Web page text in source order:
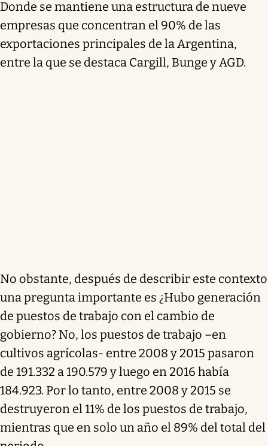
Donde se mantiene una estructura de nueve
empresas que concentran el 90% de las
exportaciones principales de la Argentina,
entre la que se destaca Cargill, Bunge y AGD.
No obstante, después de describir este contexto
una pregunta importante es ¿Hubo generación
de puestos de trabajo con el cambio de
gobierno? No, los puestos de trabajo –en
cultivos agrícolas- entre 2008 y 2015 pasaron
de 191.332 a 190.579 y luego en 2016 había
184.923. Por lo tanto, entre 2008 y 2015 se
destruyeron el 11% de los puestos de trabajo,
mientras que en solo un año el 89% del total del